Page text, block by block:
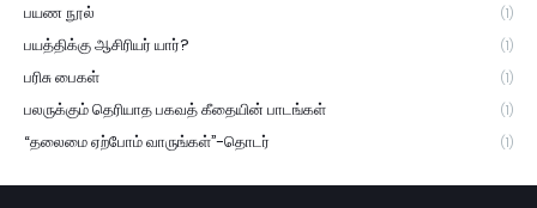
பயண நூல் (1)
பயத்திக்கு ஆசிரியர் யார்? (1)
பரிசு பைகள் (1)
பலருக்கும் தெரியாத பகவத் கீதையின் பாடங்கள் (1)
“தலைமை ஏற்போம் வாருங்கள்”-தொடர் (1)